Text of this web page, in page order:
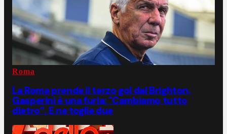
Roma
La Roma prende il terzo gol dal Brighton,
Gasperini è una furia: "Cambiamo tutto
dietro”. E ne toglie due